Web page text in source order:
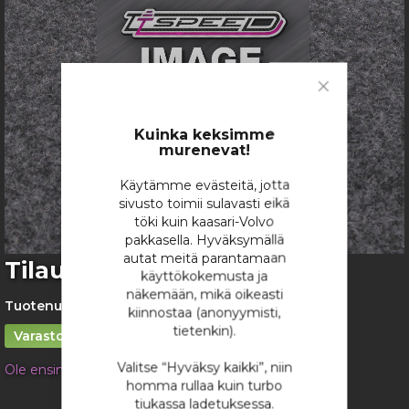
Close
Cookie
Kuinka keksimme
murenevat!
Käytämme evästeitä, jotta
sivusto toimii sulavasti eikä
töki kuin kaasari-Volvo
pakkasella. Hyväksymällä
autat meitä parantamaan
käyttökokemusta ja
näkemään, mikä oikeasti
kiinnostaa (anonyymisti,
tietenkin).
Valitse “Hyväksy kaikki”, niin
homma rullaa kuin turbo
tiukassa ladetuksessa.
Skip
to
the
of
the
images
Tilaustuote
Tuotenumero:
Tilaustuote
Varastossa
Ole ensimmäinen tuotteen arvostelija